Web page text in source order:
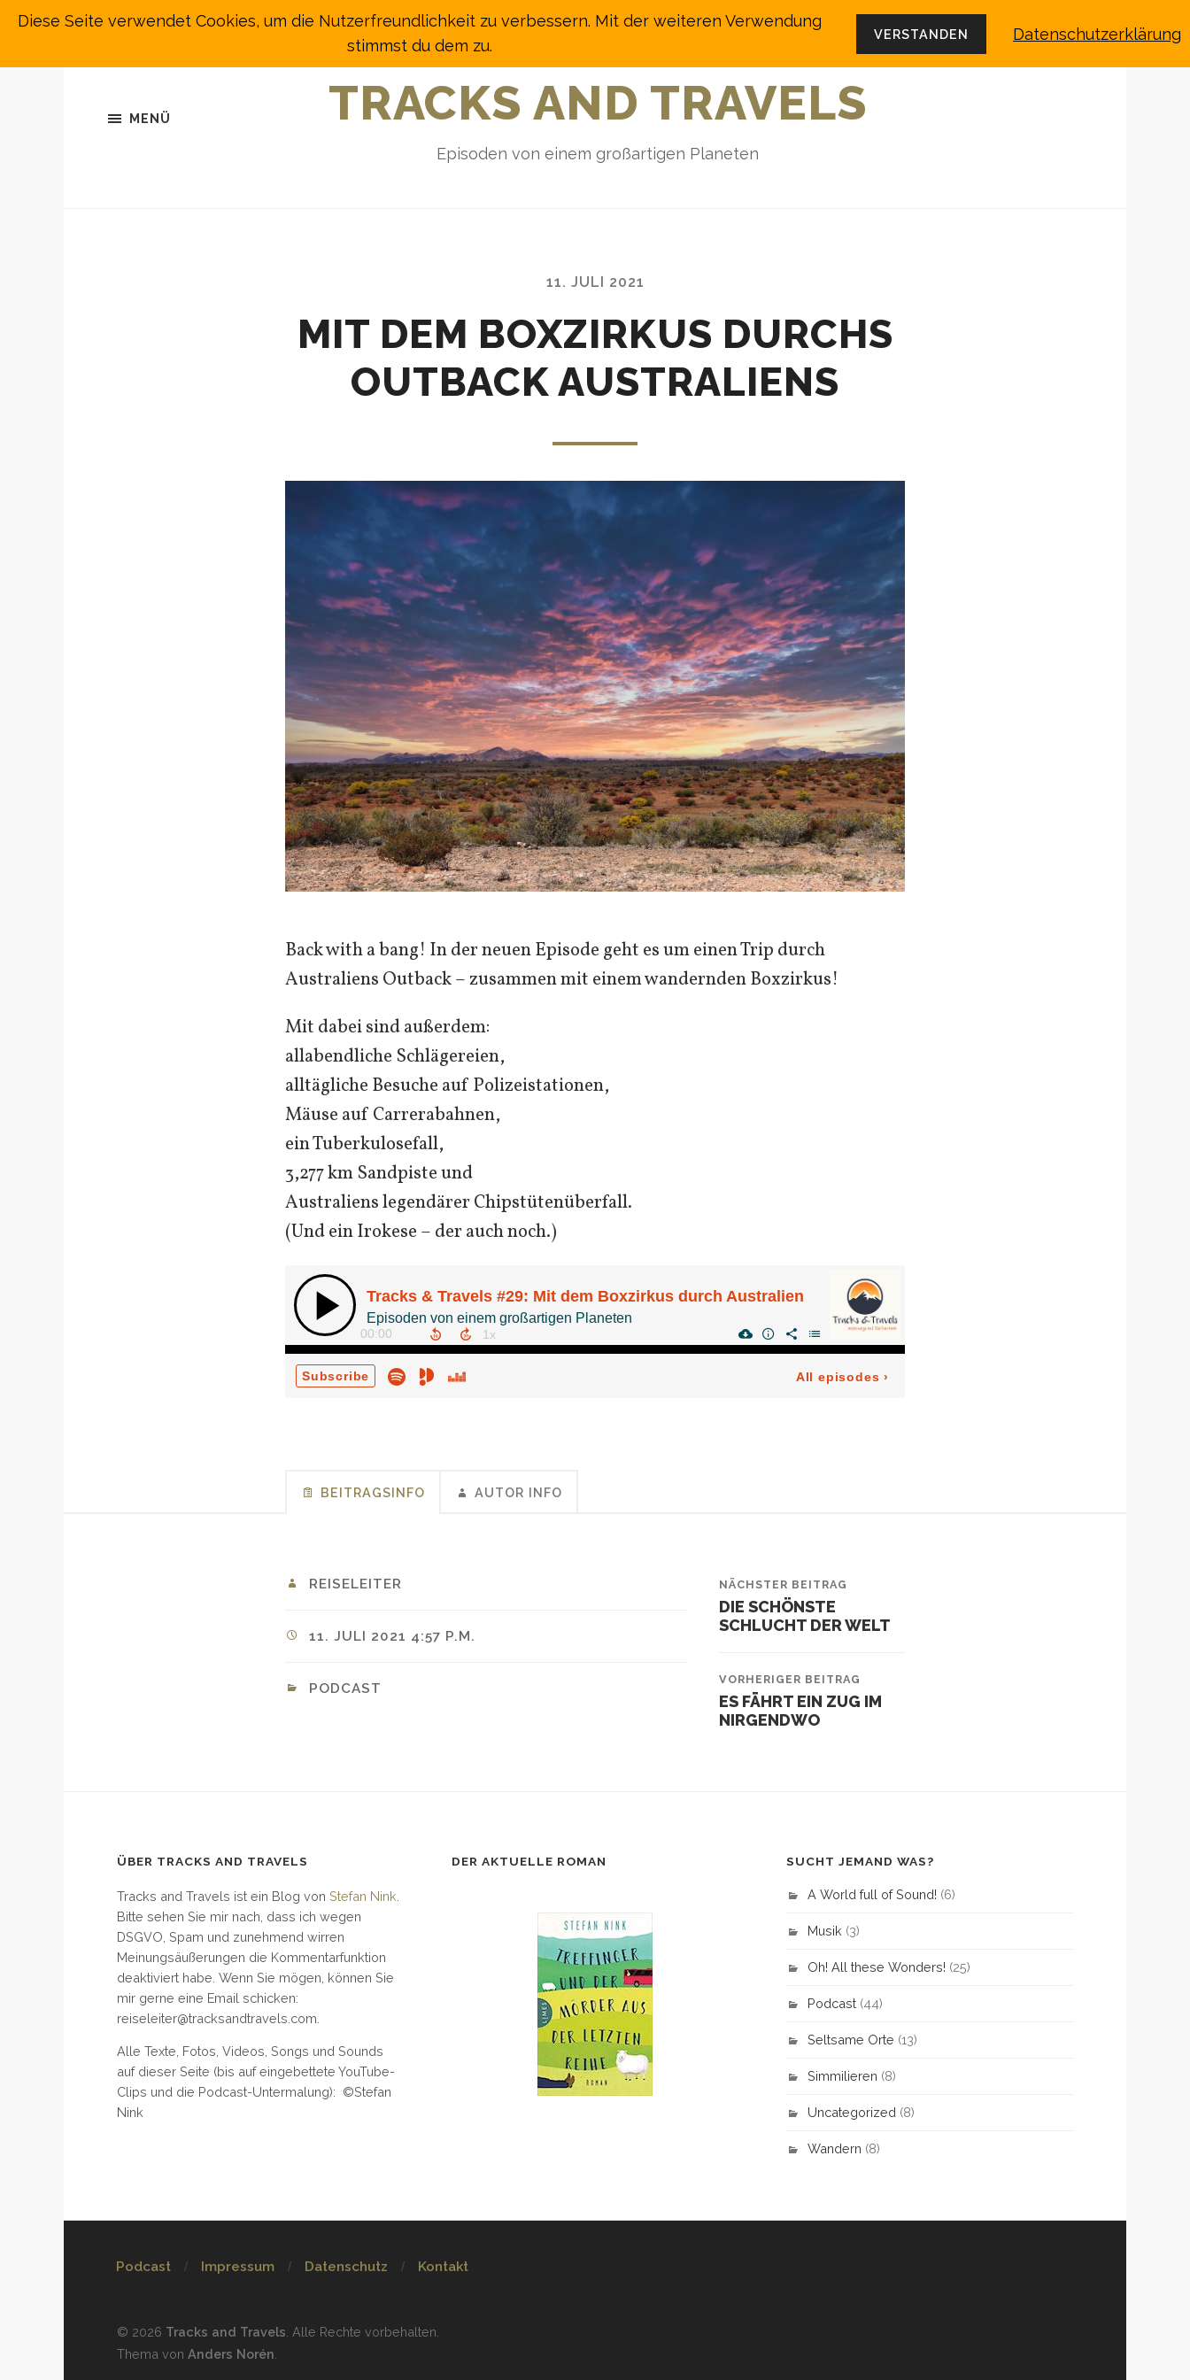
MENÜ TRACKS AND TRAVELS
Episoden von einem großartigen Planeten
11. JULI 2021
MIT DEM BOXZIRKUS DURCHS
OUTBACK AUSTRALIENS
Back with a bang! In der neuen Episode geht es um einen Trip durch
Australiens Outback – zusammen mit einem wandernden Boxzirkus!
Mit dabei sind außerdem:
allabendliche Schlägereien,
alltägliche Besuche auf Polizeistationen,
Mäuse auf Carrerabahnen,
ein Tuberkulosefall,
3,277 km Sandpiste und
Australiens legendärer Chipstütenüberfall.
(Und ein Irokese – der auch noch.)
BEITRAGSINFO AUTOR INFO
REISELEITER
11. JULI 2021 4:57 P.M.
PODCAST
NÄCHSTER BEITRAG
DIE SCHÖNSTE
SCHLUCHT DER WELT
VORHERIGER BEITRAG
ES FÄHRT EIN ZUG IM
NIRGENDWO
ÜBER TRACKS AND TRAVELS
Tracks and Travels ist ein Blog von Stefan Nink
Bitte sehen Sie mir nach, dass ich wegen
DSGVO, Spam und zunehmend wirren
Meinungsäußerungen die Kommentarfunktion
deaktiviert habe. Wenn Sie mögen, können Sie
mir gerne eine Email schicken:
reiseleiter@tracksandtravels.com.
Alle Texte, Fotos, Videos, Songs und Sounds
auf dieser Seite (bis auf eingebettete YouTube-
Clips und die Podcast-Untermalung): ©Stefan
Nink
DER AKTUELLE ROMAN SUCHT JEMAND WAS?
A World full of Sound! (6)
Musik (3)
Oh! All these Wonders! (25)
Podcast (44)
Seltsame Orte (13)
Simmilieren (8)
Uncategorized (8)
Wandern (8)
Podcast Impressum Datenschutz Kontakt
© 2026 Tracks and Travels . Alle Rechte vorbehalten.
Thema von Anders Norén
Diese Seite verwendet Cookies, um die Nutzerfreundlichkeit zu verbessern. Mit der weiteren Verwendung
stimmst du dem zu.
VERSTANDEN Datenschutzerklärung